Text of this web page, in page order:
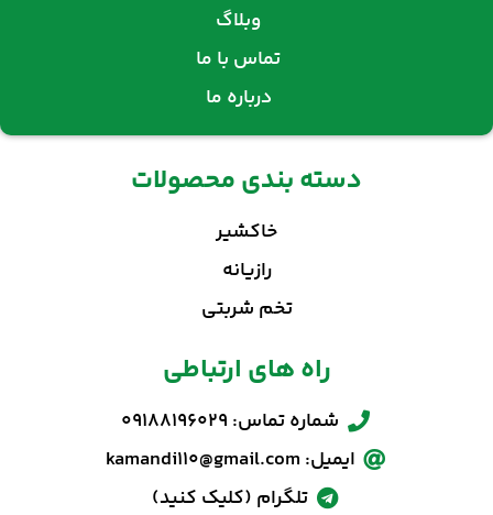
وبلاگ
تماس با ما
درباره ما
دسته بندی محصولات
خاکشیر
رازیانه
تخم شربتی
راه های ارتباطی
شماره تماس: 09188196029
ایمیل: kamandi110@gmail.com
تلگرام (کلیک کنید)